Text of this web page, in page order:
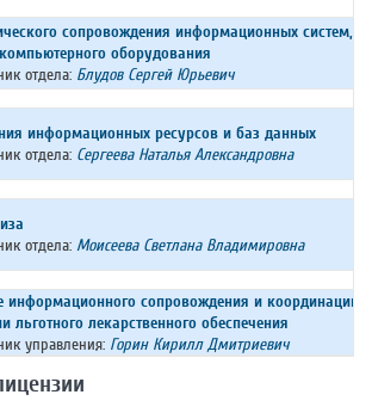
сопровождения информационных систем,
оборудования
отдела: Блудов Сергей Юрьевич
информационных ресурсов и баз данных
отдела: Сергеева Наталья Александровна
отдела: Моисеева Светлана Владимировна
информационного сопровождения и координации
льготного лекарственного обеспечения
управления: Горин Кирилл Дмитриевич